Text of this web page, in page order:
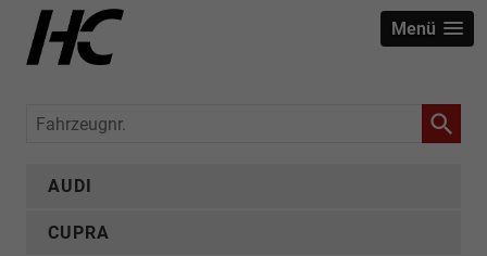
Menü
Fahrzeugnr.
AUDI
CUPRA